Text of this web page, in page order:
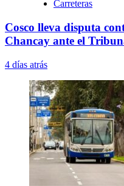
Carreteras
Cosco lleva disputa
Chancay ante el
4 días atrás